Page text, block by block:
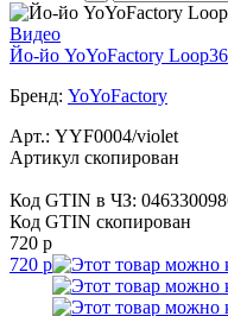
Видео
Йо-йо YoYoFactory
Бренд: YoYoFactory
Арт.: YYF0004/violet
Артикул скопирован
Код GTIN в ЧЗ:
Код GTIN скопирован
720 р
720 р